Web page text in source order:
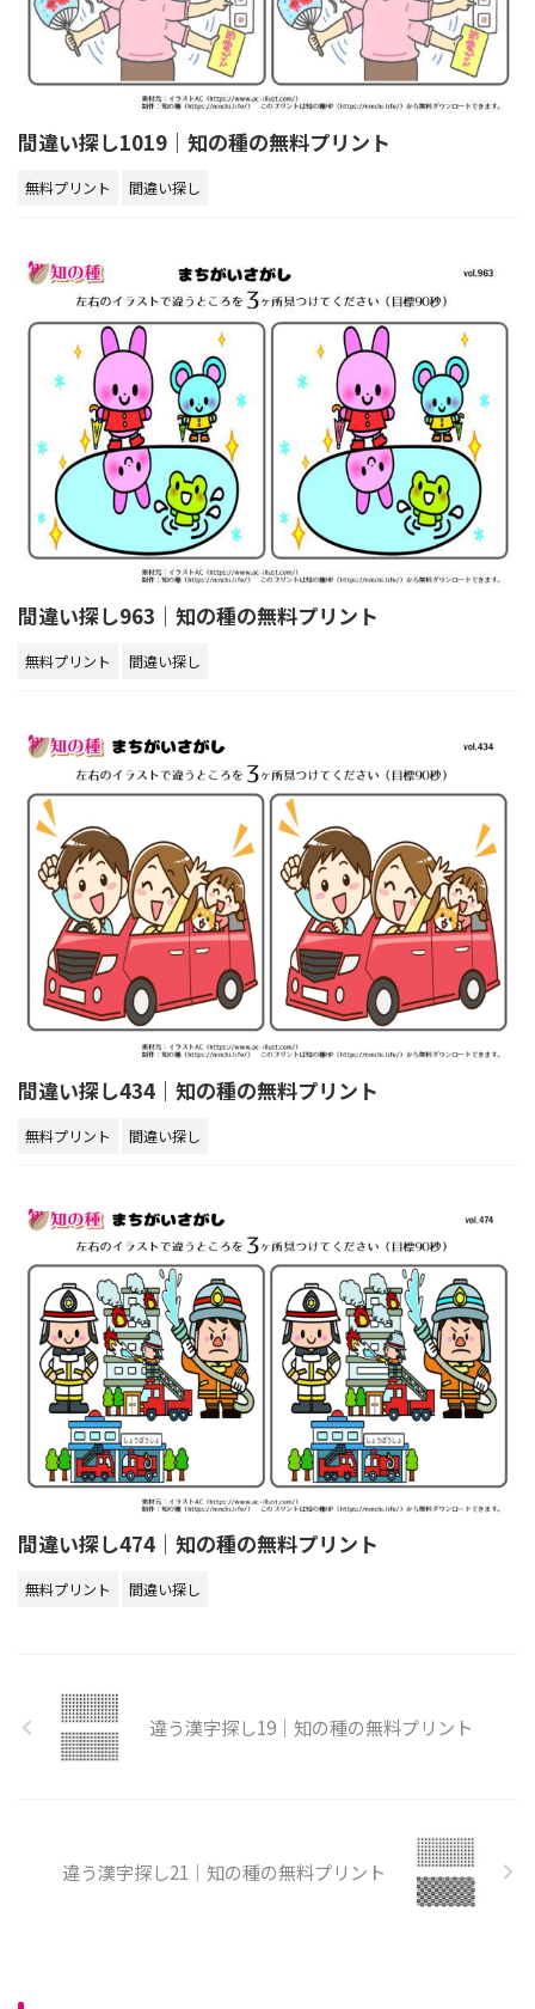
間違い探し1019｜知の種の無料プリント
無料プリント 間違い探し
間違い探し963｜知の種の無料プリント
無料プリント 間違い探し
間違い探し434｜知の種の無料プリント
無料プリント 間違い探し
間違い探し474｜知の種の無料プリント
無料プリント 間違い探し
違う漢字探し19｜知の種の無料プリント
違う漢字探し21｜知の種の無料プリント